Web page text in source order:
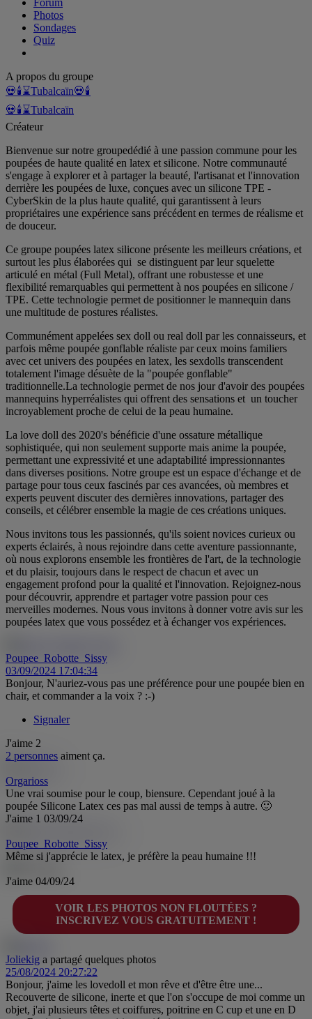
Forum
Photos
Sondages
Quiz
A propos du groupe
💀🕯️⌛Tubalcaïn💀🕯
💀🕯️⌛Tubalcaïn
Créateur
Bienvenue sur notre groupedédié à une passion commune pour les
poupées de haute qualité en latex et silicone. Notre communauté
s'engage à explorer et à partager la beauté, l'artisanat et l'innovation
derrière les poupées de luxe, conçues avec un silicone TPE -
CyberSkin de la plus haute qualité, qui garantissent à leurs
propriétaires une expérience sans précédent en termes de réalisme et
de douceur.
Ce groupe poupées latex silicone présente les meilleurs créations, et
surtout les plus élaborées qui se distinguent par leur squelette
articulé en métal (Full Metal), offrant une robustesse et une
flexibilité remarquables qui permettent à nos poupées en silicone /
TPE. Cette technologie permet de positionner le mannequin dans
une multitude de postures réalistes.
Communément appelées sex doll ou real doll par les connaisseurs, et
parfois même poupée gonflable réaliste par ceux moins familiers
avec cet univers des poupées en latex, les sexdolls transcendent
totalement l'image désuète de la "poupée gonflable"
traditionnelle.La technologie permet de nos jour d'avoir des poupées
mannequins hyperréalistes qui offrent des sensations et un toucher
incroyablement proche de celui de la peau humaine.
La love doll des 2020's bénéficie d'une ossature métallique
sophistiquée, qui non seulement supporte mais anime la poupée,
permettant une expressivité et une adaptabilité impressionnantes
dans diverses positions. Notre groupe est un espace d'échange et de
partage pour tous ceux fascinés par ces avancées, où membres et
experts peuvent discuter des dernières innovations, partager des
conseils, et célébrer ensemble la magie de ces créations uniques.
Nous invitons tous les passionnés, qu'ils soient novices curieux ou
experts éclairés, à nous rejoindre dans cette aventure passionnante,
où nous explorons ensemble les frontières de l'art, de la technologie
et du plaisir, toujours dans le respect de chacun et avec un
engagement profond pour la qualité et l'innovation. Rejoignez-nous
pour découvrir, apprendre et partager votre passion pour ces
merveilles modernes. Nous vous invitons à donner votre avis sur les
poupées latex que vous possédez et à échanger vos expériences.
Poupee_Robotte_Sissy
03/09/2024 17:04:34
Bonjour, N'auriez-vous pas une préférence pour une poupée bien en
chair, et commander a la voix ? :-)
Signaler
J'aime 2
2 personnes aiment ça.
Orgarioss
Une vrai soumise pour le coup, biensure. Cependant joué à la
poupée Silicone Latex ces pas mal aussi de temps à autre. 🙂
J'aime 1 03/09/24
Poupee_Robotte_Sissy
Même si j'apprécie le latex, je préfère la peau humaine !!!
J'aime 04/09/24
VOIR LES PHOTOS NON FLOUTÉES ?
INSCRIVEZ VOUS GRATUITEMENT !
Joliekig a partagé quelques photos
25/08/2024 20:27:22
Bonjour, j'aime les lovedoll et mon rêve et d'être être une...
Recouverte de silicone, inerte et que l'on s'occupe de moi comme un
objet, j'ai plusieurs têtes et coiffures, poitrine en C cup et une en D